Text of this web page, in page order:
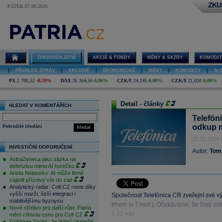
PÁTEK 07.08.2026
ZPRAVODAJSTVÍ AKCIE & FONDY MĚNY & SAZBY
PŘEHLED ZPRÁV AKCIOVÉ EKONOMICKÉ MĚNY KOMODITY
PX 2 788,52 -0,59% DAX 26 364,56 0,86% CZK/€ 24,245 0,08% CZK/$ 21,030 0,00%
HLEDAT V KOMENTÁŘÍCH
hledat
Pokročilé hledání
INVESTIČNÍ DOPORUČENÍ
AstraZeneca jako sázka na
defenzivu mimo AI horečku
Arista Networks: AI může firmě
zajistit příznivý vítr do zad
Analytický radar: Colt CZ roste díky
vyšší marži, širší integraci i
stabilnějšímu byznysu
Nové střelivo pro další růst. Patria
mění cílovou cenu pro Colt CZ
Detail - články
odkup
25.02.2014
Autor:
Společnost Telefónica CR zveřejní své
trhem (v 7 hod.). Očekáváme, že čistý
1,42 mld.